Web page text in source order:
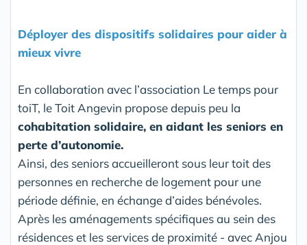
Déployer des dispositifs solidaires pour aider à
mieux vivre
En collaboration avec l’association Le temps pour
toiT, le Toit Angevin propose depuis peu la
cohabitation solidaire, en aidant les seniors en
perte d’autonomie.
Ainsi, des seniors accueilleront sous leur toit des
personnes en recherche de logement pour une
période définie, en échange d’aides bénévoles.
Après les aménagements spécifiques au sein des
résidences et les services de proximité - avec Anjou